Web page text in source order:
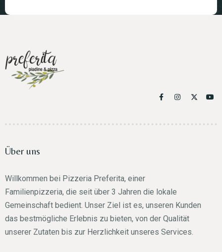
Über uns
Willkommen bei Pizzeria Preferita, einer
Familienpizzeria, die seit über 3 Jahren die lokale
Gemeinschaft bedient. Unser Ziel ist es, unseren Kunden
das bestmögliche Erlebnis zu bieten, von der Qualität
unserer Zutaten bis zur Herzlichkeit unseres Services.